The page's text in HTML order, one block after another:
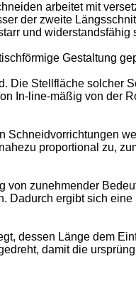
arbeitet mit
der zweite
und widerstandsfähig
Gestaltung
Die Stellfläche solcher
In-line-mäßig von der
Schneidvorrichtungen
proportional zu,
zunehmender
Dadurch ergibt sich
dessen Länge dem
damit die